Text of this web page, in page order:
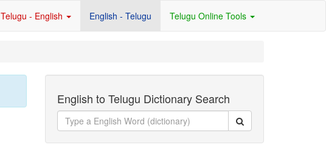
Telugu - English English - Telugu Telugu Online Tools
English to Telugu Dictionary Search